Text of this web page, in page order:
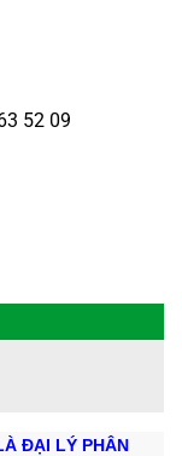
52 09
ĐẠI LÝ PHÂN